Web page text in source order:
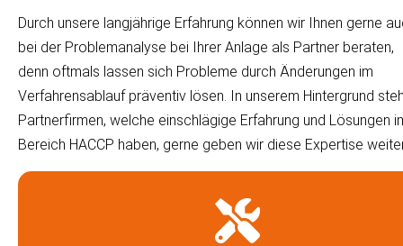
Durch unsere langjährige Erfahrung können wir Ihnen gerne
bei der Problemanalyse bei Ihrer Anlage als Partner beraten,
denn oftmals lassen sich Probleme durch Änderungen im
Verfahrensablauf präventiv lösen. In unserem Hintergrund
Partnerfirmen, welche einschlägige Erfahrung und Lösungen
Bereich HACCP haben, gerne geben wir diese Expertise